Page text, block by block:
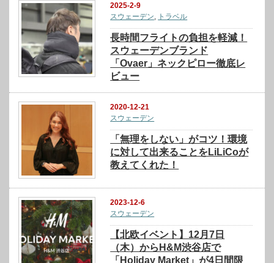
2025-2-9
スウェーデン, トラベル
長時間フライトの負担を軽減！
スウェーデンブランド
「Ovaer」ネックピロー徹底レ
ビュー
2020-12-21
スウェーデン
「無理をしない」がコツ！環境
に対して出来ることをLiLiCoが
教えてくれた！
2023-12-6
スウェーデン
【北欧イベント】12月7日
（木）からH&M渋谷店で
「Holiday Market」が4日間限